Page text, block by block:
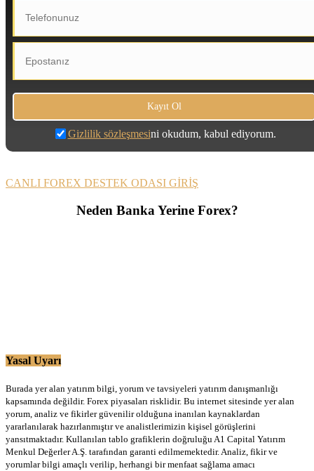
Gizlilik sözleşmesini okudum, kabul ediyorum.
CANLI FOREX DESTEK ODASI GİRİŞ
Neden Banka Yerine Forex?
Yasal Uyarı
Burada yer alan yatırım bilgi, yorum ve tavsiyeleri yatırım danışmanlığı
kapsamında değildir. Forex piyasaları risklidir. Bu internet sitesinde yer alan
yorum, analiz ve fikirler güvenilir olduğuna inanılan kaynaklardan
yararlanılarak hazırlanmıştır ve analistlerimizin kişisel görüşlerini
yansıtmaktadır. Kullanılan tablo grafiklerin doğruluğu A1 Capital Yatırım
Menkul Değerler A.Ş. tarafından garanti edilmemektedir. Analiz, fikir ve
yorumlar bilgi amaçlı verilip, herhangi bir menfaat sağlama amacı